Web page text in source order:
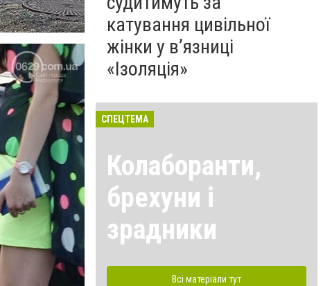
катування цивільної
жінки у в’язниці
«Ізоляція»
СПЕЦТЕМА
Колаборанти,
брехуни і
зрадники
Всі матеріали тут